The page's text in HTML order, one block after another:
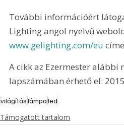
További információért
Lighting angol nyelvű
www.gelighting.com/eu
A cikk az Ezermester alábbi
lapszámában érhető el:
világításlámpaled
Támogatott tartalom